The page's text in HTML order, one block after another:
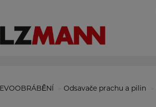
Odsavače prachu a pilin